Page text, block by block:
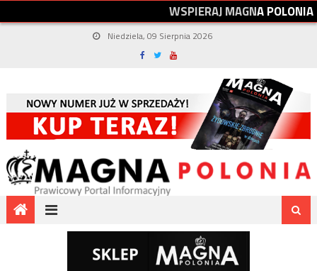
WSPIERAJMAGNAPOLONIA
Niedziela, 09 Sierpnia 2026